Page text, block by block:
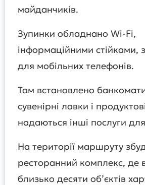
майданчиків.
Зупинки обладнано Wi-Fi,
інформаційними стійками,
для мобільних телефонів.
Там встановлено
сувенірні лавки і
надаються інші послуги для
На території маршруту
ресторанний комплекс, де
близько десяти об’єктів